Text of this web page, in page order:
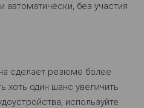
автоматически, без участия
сделает резюме более
хоть один шанс увеличить
используйте